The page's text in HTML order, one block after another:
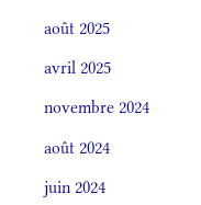
août 2025
avril 2025
novembre 2024
août 2024
juin 2024